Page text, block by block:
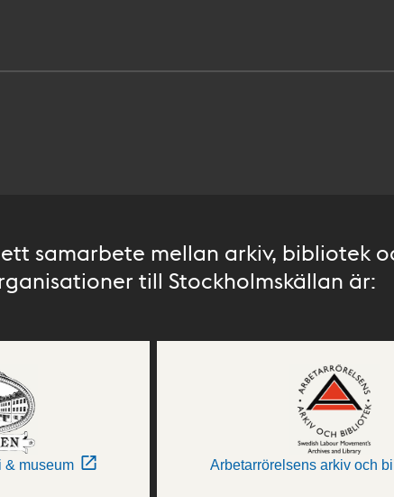
samarbete mellan arkiv, bibliotek
till Stockholmskällan är:
& museum Arbetarrörelsens arkiv och